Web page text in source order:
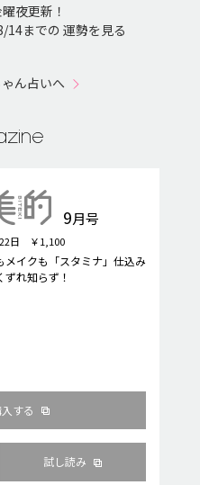
夜更新！
14までの 運勢を見る
ん占いへ
9月号
日 ￥1,100
メイクも「スタミナ」仕込み
ずれ知らず！
する
試し読み